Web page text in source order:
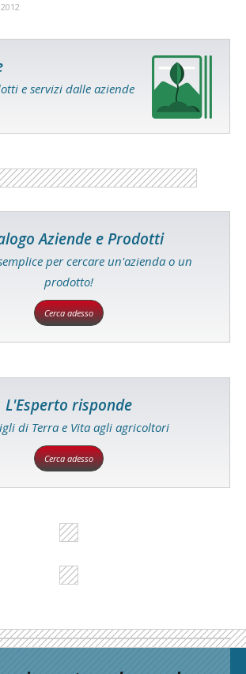
e servizi dalle aziende
Aziende e Prodotti
per cercare un'azienda o un
prodotto!
Cerca adesso
L'Esperto risponde
di Terra e Vita agli agricoltori
Cerca adesso